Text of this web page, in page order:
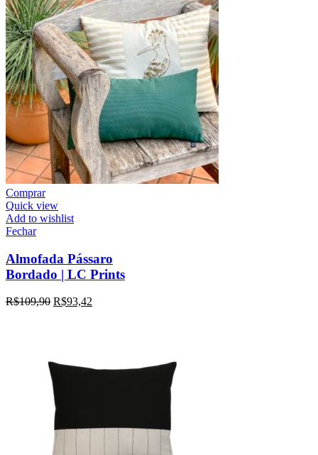
Comprar
Quick view
Add to wishlist
Fechar
Almofada Pássaro
Bordado | LC Prints
R$109,90 R$93,42